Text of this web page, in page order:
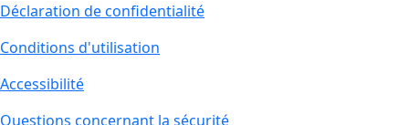
Déclaration de confidentialité
Conditions d'utilisation
Accessibilité
Questions concernant la sécurité